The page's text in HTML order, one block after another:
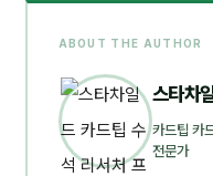
ABOUT THE AUTHOR
스타차
카드팁 카
전문가